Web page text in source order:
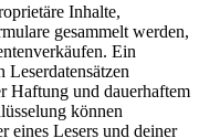
Inhalte,
gesammelt werden,
Ein
Leserdatensätzen
Haftung und dauerhaftem
können
eines Lesers und deiner